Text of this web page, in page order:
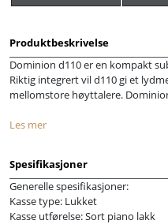
Produktbeskrivelse
Dominion d110 er en kompakt
Riktig integrert vil d110 gi et
mellomstore høyttalere.
Les mer
Spesifikasjoner
Generelle spesifikasjoner:
Kasse type: Lukket
Kasse utførelse: Sort piano lakk